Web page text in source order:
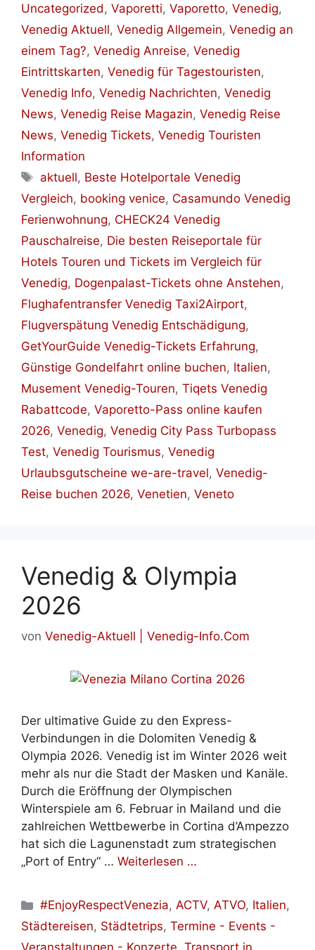
Uncategorized , Vaporetti, Vaporetto, Venedig,
Venedig Aktuell, Venedig Allgemein, Venedig an
einem Tag?, Venedig Anreise, Venedig
Eintrittskarten, Venedig für Tagestouristen,
Venedig Info, Venedig Nachrichten, Venedig
News, Venedig Reise Magazin, Venedig Reise
News, Venedig Tickets, Venedig Touristen
Information
Schlagwörter
aktuell, Beste Hotelportale Venedig
Vergleich, booking venice, Casamundo Venedig
Ferienwohnung, CHECK24 Venedig
Pauschalreise, Die besten Reiseportale für
Hotels Touren und Tickets im Vergleich für
Venedig, Dogenpalast-Tickets ohne Anstehen,
Flughafentransfer Venedig Taxi2Airport,
Flugverspätung Venedig Entschädigung,
GetYourGuide Venedig-Tickets Erfahrung,
Günstige Gondelfahrt online buchen, Italien,
Musement Venedig-Touren, Tiqets Venedig
Rabattcode, Vaporetto-Pass online kaufen
2026, Venedig, Venedig City Pass Turbopass
Test, Venedig Tourismus, Venedig
Urlaubsgutscheine we-are-travel, Venedig-
Reise buchen 2026, Venetien, Veneto
Venedig & Olympia
2026
von Venedig-Aktuell | Venedig-Info.Com
Der ultimative Guide zu den Express-
Verbindungen in die Dolomiten Venedig &
Olympia 2026. Venedig ist im Winter 2026 weit
mehr als nur die Stadt der Masken und Kanäle.
Durch die Eröffnung der Olympischen
Winterspiele am 6. Februar in Mailand und die
zahlreichen Wettbewerbe in Cortina d’Ampezzo
hat sich die Lagunenstadt zum strategischen
„Port of Entry“ … Weiterlesen …
Kategorien
#EnjoyRespectVenezia,ACTV,ATVO, Italien,
Städtereisen, Städtetrips, Termine - Events -